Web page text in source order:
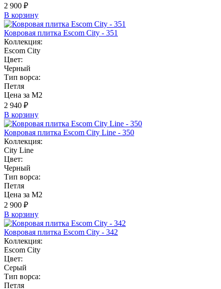
2 900 ₽
В корзину
Ковровая плитка Escom City - 351
Коллекция:
Escom City
Цвет:
Черный
Тип ворса:
Петля
Цена за М2
2 940 ₽
В корзину
Ковровая плитка Escom City Line - 350
Коллекция:
City Line
Цвет:
Черный
Тип ворса:
Петля
Цена за М2
2 900 ₽
В корзину
Ковровая плитка Escom City - 342
Коллекция:
Escom City
Цвет:
Серый
Тип ворса:
Петля